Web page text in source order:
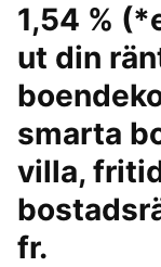
1,54 %
ut din
smarta
villa,
fr.